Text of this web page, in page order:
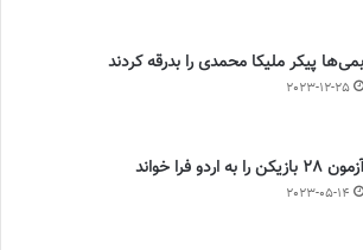
بمی‌ها پیکر ملیکا محمدی را بدرقه کردند
2023-12-25
آزمون 28 بازیکن را به اردو فرا خواند
2023-05-14